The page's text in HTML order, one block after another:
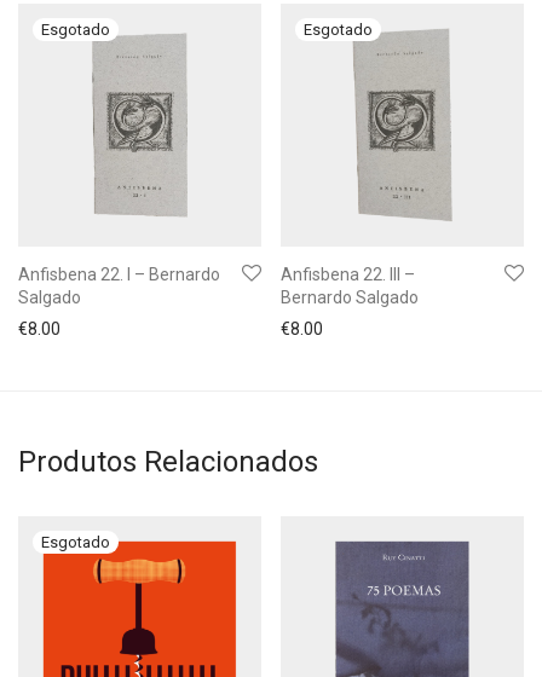
Anfisbena 22. I – Bernardo
Salgado
€8.00
Anfisbena 22. III –
Bernardo Salgado
€8.00
Produtos Relacionados